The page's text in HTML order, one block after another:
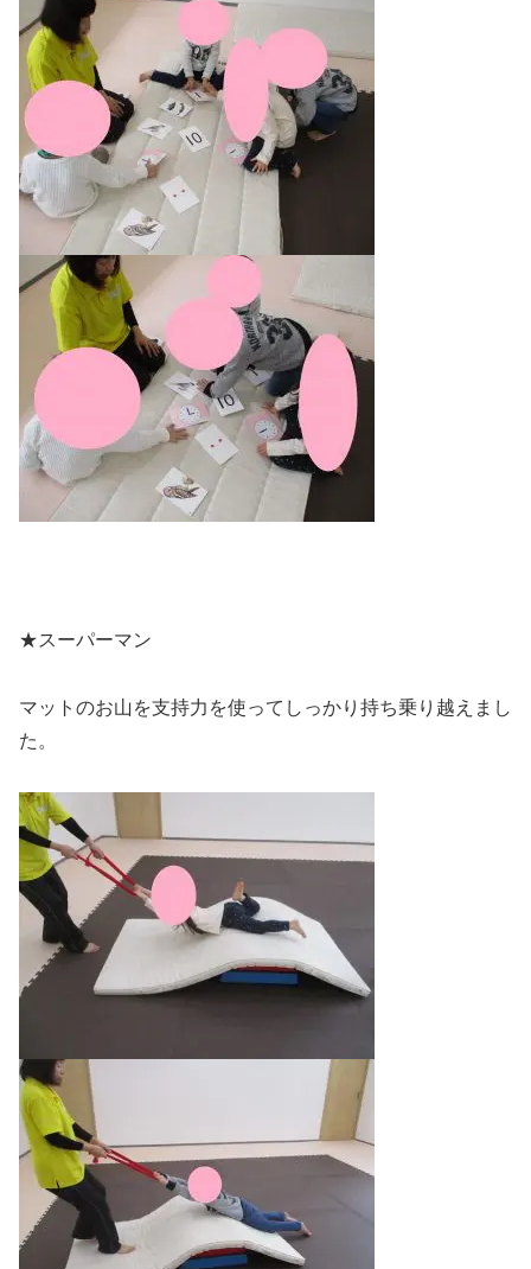
★スーパーマン
マットのお山を支持力を使ってしっかり持ち乗り越えまし
た。